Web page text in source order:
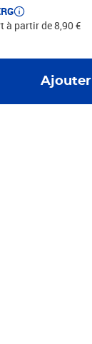
à partir de 8,90 €
Ajouter